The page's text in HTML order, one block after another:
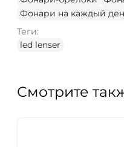
Фонари на каждый
Теги:
led lenser
Смотрите